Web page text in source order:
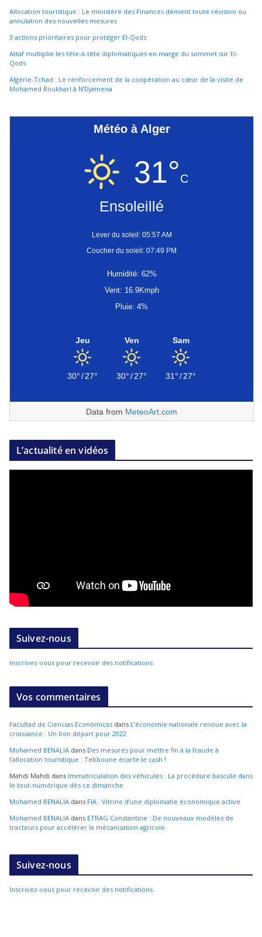
Allocation touristique : Le ministère des Finances dément toute révision ou
annulation des nouvelles mesures
3 actions prioritaires pour protéger El-Qods
Attaf multiplie les tête-à-tête diplomatiques en marge du sommet sur El-
Qods
Algérie-Tchad : Le renforcement de la coopération au cœur de la visite de
Mohamed Boukhari à N’Djamena
Météo à Alger
31°C
Ensoleillé
Lever du soleil: 05:57 AM
Coucher du soleil: 07:49 PM
Humidité: 62%
Vent: 16.9Kmph
Pluie: 4%
Jeu
30°/27°
Ven
30°/27°
Sam
31°/27°
Data from MeteoArt.com
L’actualité en vidéos
Suivez-nous
Inscrivez-vous pour recevoir des notifications
Vos commentaires
Facultad de Ciencias Económicas dans L’économie nationale renoue avec la
croissance : Un bon départ pour 2022
Mohamed BENALIA dans Des mesures pour mettre fin à la fraude à
l’allocation touristique : Tebboune écarte le cash !
Mahdi Mahdi dans Immatriculation des véhicules : La procédure bascule dans
le tout-numérique dès ce dimanche
Mohamed BENALIA dans FIA : Vitrine d’une diplomatie économique active
Mohamed BENALIA dans ETRAG Constantine : De nouveaux modèles de
tracteurs pour accélérer la mécanisation agricole
Suivez-nous
Inscrivez-vous pour recevoir des notifications